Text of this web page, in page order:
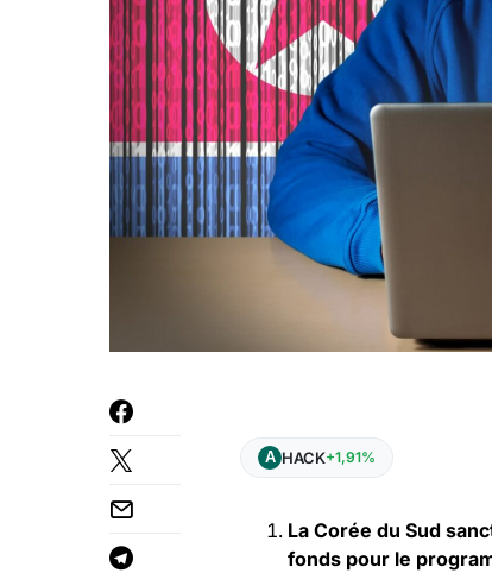
HACK+1,91%
La Corée du Sud
fonds pour le